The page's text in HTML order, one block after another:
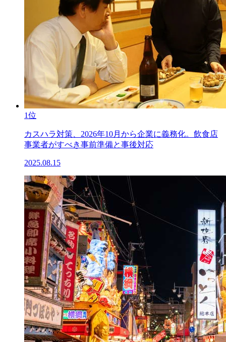
1位
カスハラ対策、2026年10月から企業に義務化。飲食店
事業者がすべき事前準備と事後対応
2025.08.15